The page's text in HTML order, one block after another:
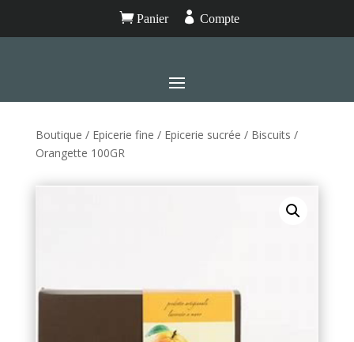
Panier  Compte
Boutique / Epicerie fine / Epicerie sucrée / Biscuits /
Orangette 100GR